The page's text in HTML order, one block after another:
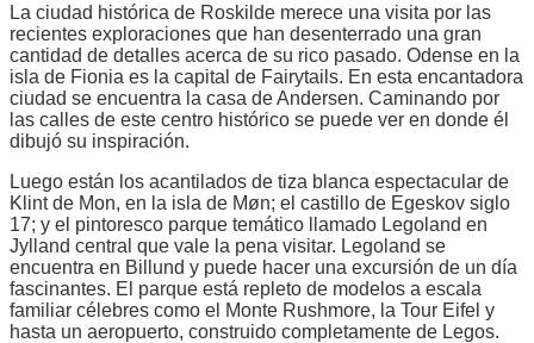
La ciudad histórica de Roskilde merece una visita por las
recientes exploraciones que han desenterrado una gran
cantidad de detalles acerca de su rico pasado. Odense en la
isla de Fionia es la capital de Fairytails. En esta encantadora
ciudad se encuentra la casa de Andersen. Caminando por
las calles de este centro histórico se puede ver en donde él
dibujó su inspiración.
Luego están los acantilados de tiza blanca espectacular de
Klint de Mon, en la isla de Møn; el castillo de Egeskov siglo
17; y el pintoresco parque temático llamado Legoland en
Jylland central que vale la pena visitar. Legoland se
encuentra en Billund y puede hacer una excursión de un día
fascinantes. El parque está repleto de modelos a escala
familiar célebres como el Monte Rushmore, la Tour Eifel y
hasta un aeropuerto, construido completamente de Legos.